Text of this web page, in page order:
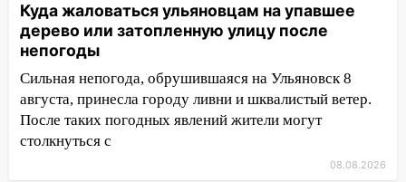
упавшее дерево или затопленную улицу
после непогоды
13:59 В Новом городе ураганным
ветром сорвало опалубку со
строящегося дома
13:54 В мэрии Ульяновска рассказали,
как устраняют последствия мощного
Куда жаловаться ульяновцам на упавшее
дерево или затопленную улицу после
непогоды
Сильная непогода, обрушившаяся на Ульяновск 8
августа, принесла городу ливни и шквалистый ветер.
После таких погодных явлений жители могут
столкнуться с
08.08.2026